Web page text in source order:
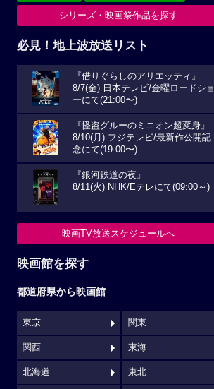
シリーズ・映画祭作品を探す
必見！地上波放送リスト
『借りぐらしのアリエッティ』
8/7(金) 日本テレビ/金曜ロードショ
ーにて(21:00〜)
『怪盗グルーのミニオン超変身』
8/10(月) フジテレビ/最新作公開記
念にて(19:00〜)
『銀河鉄道の夜』
8/11(火) NHK/Eテレにて(09:00～)
映画TV放送スケジュールへ
映画館を探す
都道府県から映画館
東京 関東
関西 東海
北海道 東北